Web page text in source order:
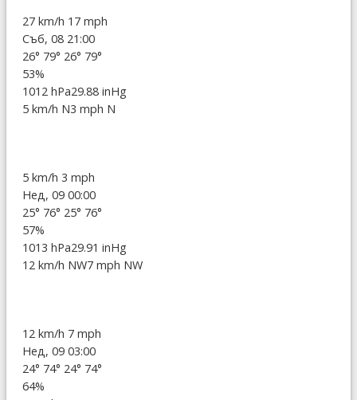
27 km/h 17 mph
Съб, 08 21:00
26° 79° 26° 79°
53%
1012 hPa29.88 inHg
5 km/h N3 mph N
5 km/h 3 mph
Нед, 09 00:00
25° 76° 25° 76°
57%
1013 hPa29.91 inHg
12 km/h NW7 mph NW
12 km/h 7 mph
Нед, 09 03:00
24° 74° 24° 74°
64%